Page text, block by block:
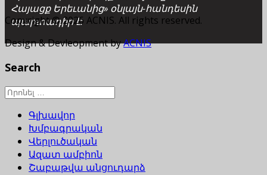
Հայացք Երեւանից» օնլայն-հանդեսին
պարտադիր է:
Copyright © 2026 ACNIS. All rights reserved.
Design & Devleopment byACNIS
Search
Գլխավոր
Խմբագրական
Վերլուծական
Ազատ ամբիոն
Շաբաթվա անցուդարձ